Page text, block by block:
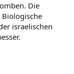
Die
israelischen